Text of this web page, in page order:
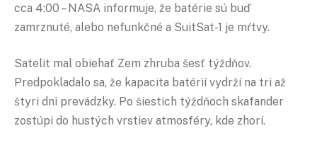
cca 4:00 – NASA informuje, že batérie sú buď
zamrznuté, alebo nefunkčné a SuitSat-1 je mŕtvy.
Satelit mal obiehať Zem zhruba šesť týždňov.
Predpokladalo sa, že kapacita batérií vydrží na tri až
štyri dni prevádzky. Po šiestich týždňoch skafander
zostúpi do hustých vrstiev atmosféry, kde zhorí.